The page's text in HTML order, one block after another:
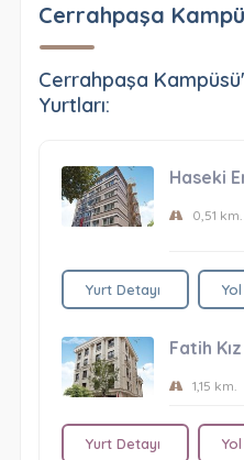
Cerrahpaşa
Cerrahpaşa
Yurtları:
Haseki
0,51
Yurt Detayı
Fatih
1,15 km.
Yurt Detayı